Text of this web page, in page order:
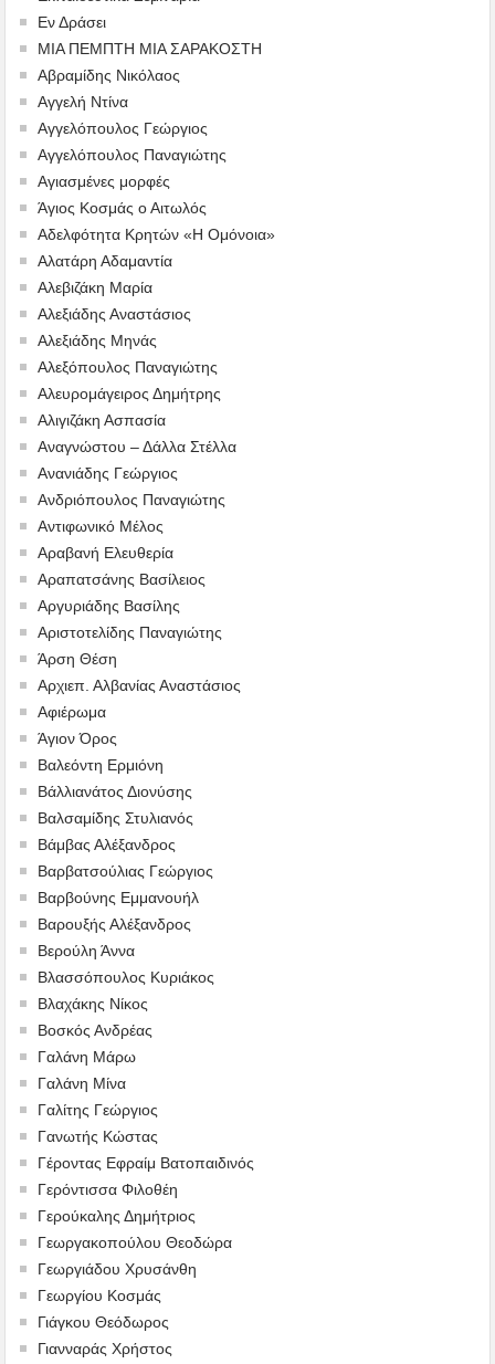
Εν Δράσει
ΜΙΑ ΠΕΜΠΤΗ ΜΙΑ ΣΑΡΑΚΟΣΤΗ
Αβραμίδης Νικόλαος
Αγγελή Ντίνα
Αγγελόπουλος Γεώργιος
Αγγελόπουλος Παναγιώτης
Αγιασμένες μορφές
Άγιος Κοσμάς ο Αιτωλός
Αδελφότητα Κρητών «Η Ομόνοια»
Αλατάρη Αδαμαντία
Αλεβιζάκη Μαρία
Αλεξιάδης Αναστάσιος
Αλεξιάδης Μηνάς
Αλεξόπουλος Παναγιώτης
Αλευρομάγειρος Δημήτρης
Αλιγιζάκη Ασπασία
Αναγνώστου – Δάλλα Στέλλα
Ανανιάδης Γεώργιος
Ανδριόπουλος Παναγιώτης
Αντιφωνικό Μέλος
Αραβανή Ελευθερία
Αραπατσάνης Βασίλειος
Αργυριάδης Βασίλης
Αριστοτελίδης Παναγιώτης
Άρση Θέση
Αρχιεπ. Αλβανίας Αναστάσιος
Αφιέρωμα
Άγιον Όρος
Βαλεόντη Ερμιόνη
Βάλλιανάτος Διονύσης
Βαλσαμίδης Στυλιανός
Βάμβας Αλέξανδρος
Βαρβατσούλιας Γεώργιος
Βαρβούνης Εμμανουήλ
Βαρουξής Αλέξανδρος
Βερούλη Άννα
Βλασσόπουλος Κυριάκος
Βλαχάκης Νίκος
Βοσκός Ανδρέας
Γαλάνη Μάρω
Γαλάνη Μίνα
Γαλίτης Γεώργιος
Γανωτής Κώστας
Γέροντας Εφραίμ Βατοπαιδινός
Γερόντισσα Φιλοθέη
Γερούκαλης Δημήτριος
Γεωργακοπούλου Θεοδώρα
Γεωργιάδου Χρυσάνθη
Γεωργίου Κοσμάς
Γιάγκου Θεόδωρος
Γιανναράς Χρήστος